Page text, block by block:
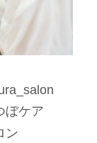
ぼケア
ン